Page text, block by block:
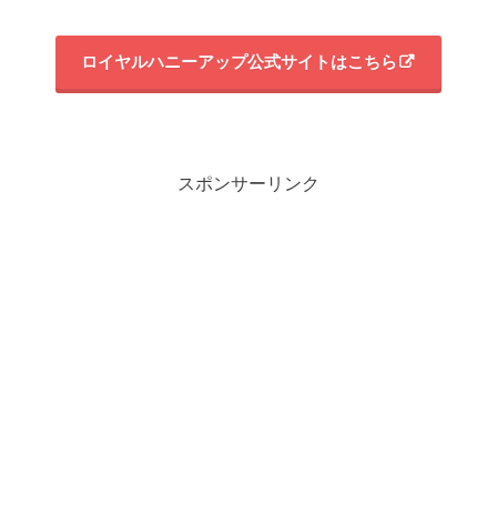
ロイヤルハニーアップ公式サイトはこちら
スポンサーリンク